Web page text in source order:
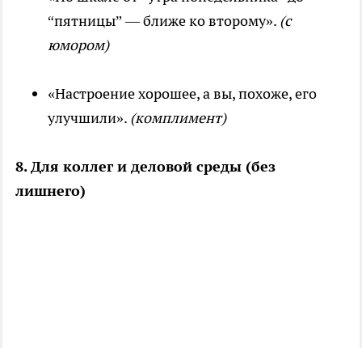
“пятницы” — ближе ко второму». (с
юмором)
«Настроение хорошее, а вы, похоже, его
улучшили». (комплимент)
8. Для коллег и деловой среды (без
лишнего)